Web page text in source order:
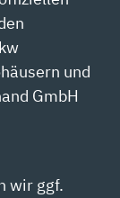
und
GmbH
wir ggf.